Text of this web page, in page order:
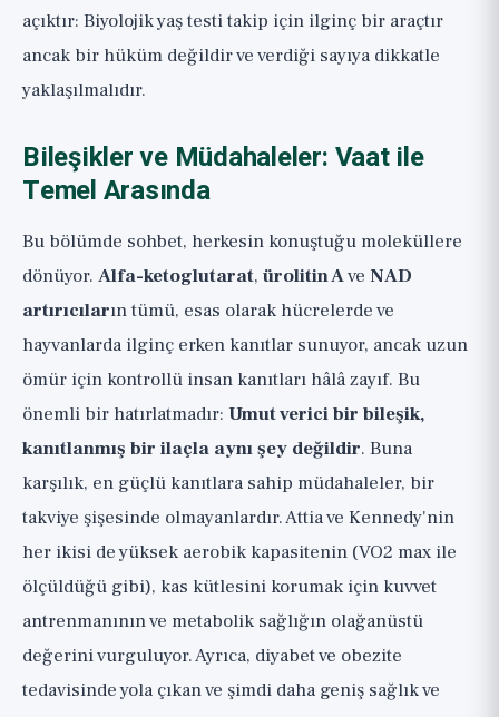
açıktır: Biyolojik yaş testi takip için ilginç bir araçtır
ancak bir hüküm değildir ve verdiği sayıya dikkatle
yaklaşılmalıdır.
Bileşikler ve Müdahaleler: Vaat ile
Temel Arasında
Bu bölümde sohbet, herkesin konuştuğu moleküllere
dönüyor. Alfa-ketoglutarat, ürolitin Ave NAD
artırıcıların tümü, esas olarak hücrelerde ve
hayvanlarda ilginç erken kanıtlar sunuyor, ancak uzun
ömür için kontrollü insan kanıtları hâlâ zayıf. Bu
önemli bir hatırlatmadır: Umut verici bir bileşik,
kanıtlanmış bir ilaçla aynı şey değildir. Buna
karşılık, en güçlü kanıtlara sahip müdahaleler, bir
takviye şişesinde olmayanlardır. Attia ve Kennedy'nin
her ikisi de yüksek aerobik kapasitenin (VO2 max ile
ölçüldüğü gibi), kas kütlesini korumak için kuvvet
antrenmanının ve metabolik sağlığın olağanüstü
değerini vurguluyor. Ayrıca, diyabet ve obezite
tedavisinde yola çıkan ve şimdi daha geniş sağlık ve